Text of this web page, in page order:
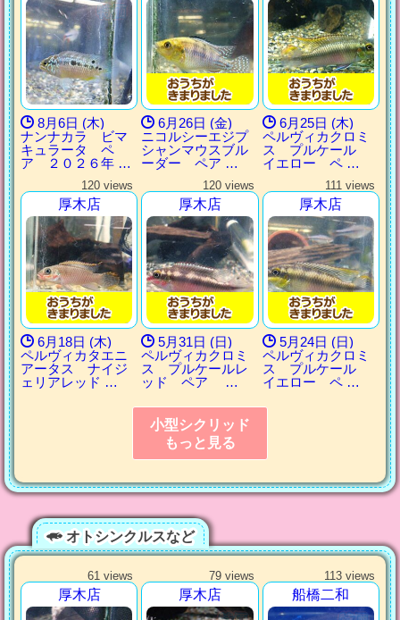
8月6日 (木)
ナンナカラ ビマ
キュラータ ペ
ア ２０２６年 …
6月26日 (金)
ニコルシーエジプ
シャンマウスブル
ーダー ペア …
6月25日 (木)
ペルヴィカクロミ
ス プルケール
イエロー ペ …
120 views
厚木店
6月18日 (木)
ペルヴィカタエニ
アータス ナイジ
ェリアレッド …
120 views
厚木店
5月31日 (日)
ペルヴィカクロミ
ス プルケールレ
ッド ペア …
111 views
厚木店
5月24日 (日)
ペルヴィカクロミ
ス プルケール
イエロー ペ …
小型シクリッド
もっと見る
オトシンクルスなど
61 views
厚木店
79 views
厚木店
113 views
船橋二和